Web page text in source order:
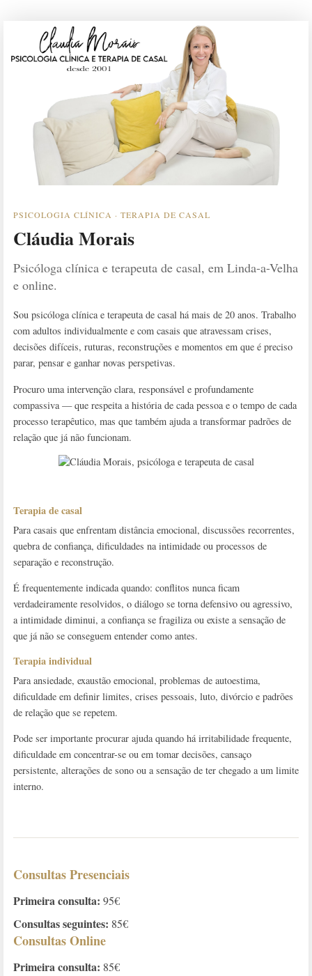
PSICOLOGIA CLÍNICA · TERAPIA DE CASAL
Cláudia Morais
Psicóloga clínica e terapeuta de casal, em Linda-a-Velha
e online.
Sou psicóloga clínica e terapeuta de casal há mais de 20 anos. Trabalho
com adultos individualmente e com casais que atravessam crises,
decisões difíceis, ruturas, reconstruções e momentos em que é preciso
parar, pensar e ganhar novas perspetivas.
Procuro uma intervenção clara, responsável e profundamente
compassiva — que respeita a história de cada pessoa e o tempo de cada
processo terapêutico, mas que também ajuda a transformar padrões de
relação que já não funcionam.
Terapia de casal
Para casais que enfrentam distância emocional, discussões recorrentes,
quebra de confiança, dificuldades na intimidade ou processos de
separação e reconstrução.
É frequentemente indicada quando: conflitos nunca ficam
verdadeiramente resolvidos, o diálogo se torna defensivo ou agressivo,
a intimidade diminui, a confiança se fragiliza ou existe a sensação de
que já não se conseguem entender como antes.
Terapia individual
Para ansiedade, exaustão emocional, problemas de autoestima,
dificuldade em definir limites, crises pessoais, luto, divórcio e padrões
de relação que se repetem.
Pode ser importante procurar ajuda quando há irritabilidade frequente,
dificuldade em concentrar-se ou em tomar decisões, cansaço
persistente, alterações de sono ou a sensação de ter chegado a um limite
interno.
Consultas Presenciais
Primeira consulta: 95€
Consultas seguintes: 85€
Consultas Online
Primeira consulta: 85€